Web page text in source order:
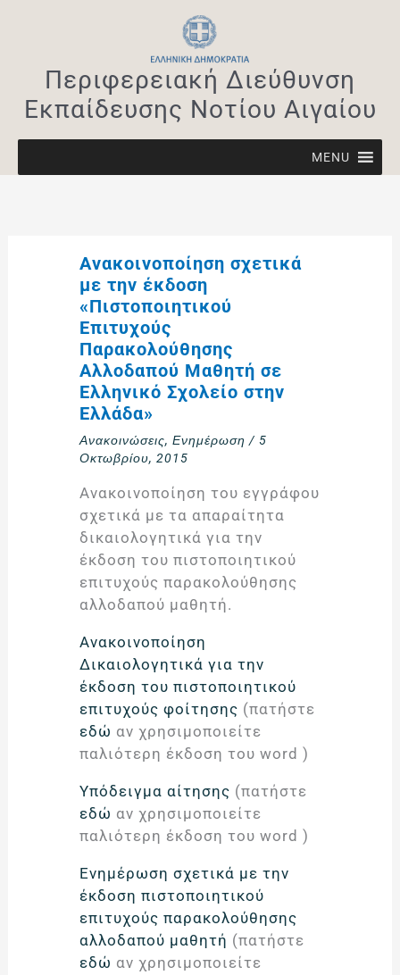
Περιφερειακή Διεύθυνση
Εκπαίδευσης Νοτίου Αιγαίου
MENU
Ανακοινοποίηση σχετικά
με την έκδοση
«Πιστοποιητικού
Επιτυχούς
Παρακολούθησης
Αλλοδαπού Μαθητή σε
Ελληνικό Σχολείο στην
Ελλάδα»
Ανακοινώσεις, Ενημέρωση / 5
Οκτωβρίου, 2015
Ανακοινοποίηση του εγγράφου
σχετικά με τα απαραίτητα
δικαιολογητικά για την
έκδοση του πιστοποιητικού
επιτυχούς παρακολούθησης
αλλοδαπού μαθητή.
Ανακοινοποίηση
Δικαιολογητικά για την
έκδοση του πιστοποιητικού
επιτυχούς φοίτησης (πατήστε
εδώ αν χρησιμοποιείτε
παλιότερη έκδοση του word )
Υπόδειγμα αίτησης (πατήστε
εδώ αν χρησιμοποιείτε
παλιότερη έκδοση του word )
Ενημέρωση σχετικά με την
έκδοση πιστοποιητικού
επιτυχούς παρακολούθησης
αλλοδαπού μαθητή (πατήστε
εδώ αν χρησιμοποιείτε